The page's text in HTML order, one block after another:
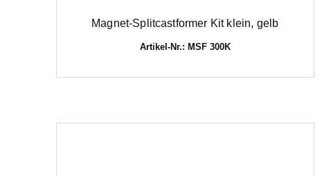
Magnet-Splitcastformer Kit klein, gelb
Artikel-Nr.: MSF 300K